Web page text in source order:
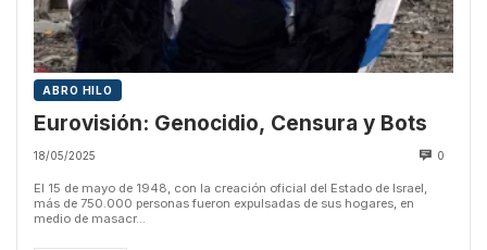
ABRO HILO
Eurovisión: Genocidio, Censura y Bots
18/05/2025 0
El 15 de mayo de 1948, con la creación oficial del Estado de Israel,
más de 750.000 personas fueron expulsadas de sus hogares, en
medio de masacr...